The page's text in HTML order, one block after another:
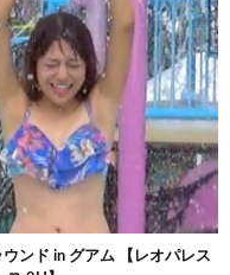
ンド in グアム 【レオパレス